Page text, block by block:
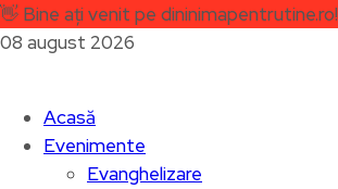
👋 Bine ați venit pe dininimapentrutine.ro!
08 august 2026
Acasă
Evenimente
Evanghelizare